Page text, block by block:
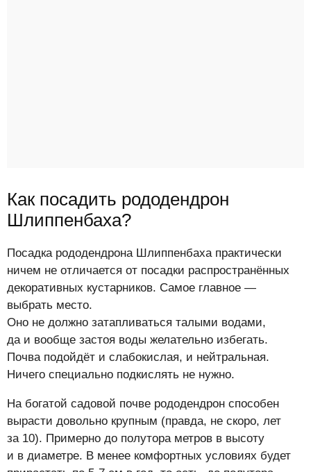
Как посадить рододендрон
Шлиппенбаха?
Посадка рододендрона Шлиппенбаха практически
ничем не отличается от посадки распространённых
декоративных кустарников. Самое главное —
выбрать место.
Оно не должно затапливаться талыми водами,
да и вообще застоя воды желательно избегать.
Почва подойдёт и слабокислая, и нейтральная.
Ничего специально подкислять не нужно.
На богатой садовой почве рододендрон способен
вырасти довольно крупным (правда, не скоро, лет
за 10). Примерно до полутора метров в высоту
и в диаметре. В менее комфортных условиях будет